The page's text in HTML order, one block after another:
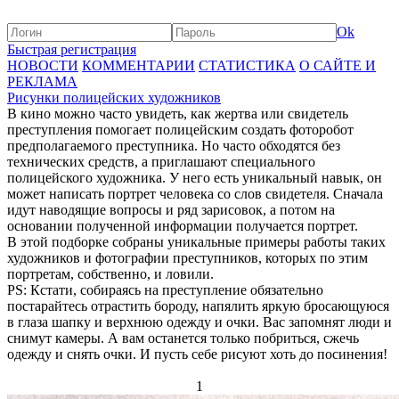
Ok
Быстрая регистрация
НОВОСТИ КОММЕНТАРИИ СТАТИСТИКА О САЙТЕ И
РЕКЛАМА
Рисунки полицейских художников
В кино можно часто увидеть, как жертва или свидетель
преступления помогает полицейским создать фоторобот
предполагаемого преступника. Но часто обходятся без
технических средств, а приглашают специального
полицейского художника. У него есть уникальный навык, он
может написать портрет человека со слов свидетеля. Сначала
идут наводящие вопросы и ряд зарисовок, а потом на
основании полученной информации получается портрет.
В этой подборке собраны уникальные примеры работы таких
художников и фотографии преступников, которых по этим
портретам, собственно, и ловили.
PS: Кстати, собираясь на преступление обязательно
постарайтесь отрастить бороду, напялить яркую бросающуюся
в глаза шапку и верхнюю одежду и очки. Вас запомнят люди и
снимут камеры. А вам останется только побриться, сжечь
одежду и снять очки. И пусть себе рисуют хоть до посинения!
1